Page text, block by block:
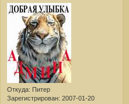
Откуда: Питер
Зарегистрирован: 2007-01-20